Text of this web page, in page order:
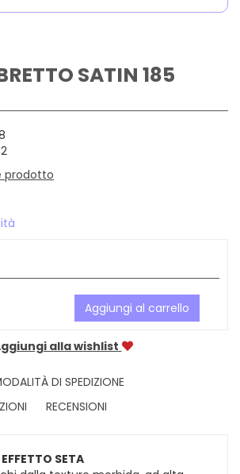
SATIN 185
prodotto
Aggiungi al carrello
alla wishlist
DI SPEDIZIONE
RECENSIONI
SETA